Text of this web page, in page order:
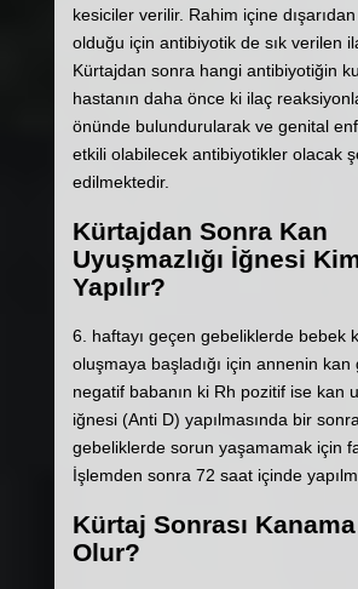
kesiciler verilir. Rahim içine
olduğu için antibiyotik de sık verilen
Kürtajdan sonra hangi antibiyotiğin
hastanın daha önce ki ilaç
önünde bulundurularak ve genital
etkili olabilecek antibiyotikler olacak
edilmektedir.
Kürtajdan Sonra Kan
Uyuşmazlığı İğnesi
Yapılır?
6. haftayı geçen gebeliklerde bebek
oluşmaya başladığı için annenin kan
negatif babanın ki Rh pozitif ise kan
iğnesi (Anti D) yapılmasında bir
gebeliklerde sorun yaşamamak için
İşlemden sonra 72 saat içinde
Kürtaj Sonrası Kanama
Olur?